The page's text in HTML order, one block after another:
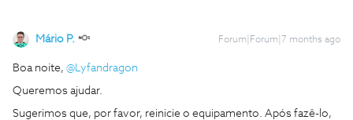
Mário P. Forum|Forum|7 months ago
Boa noite, ​ @Lyfandragon
Queremos ajudar.
Sugerimos que, por favor, reinicie o equipamento. Após fazê-lo,